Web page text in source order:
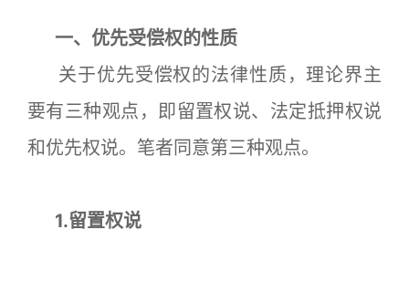
一、优先受偿权的性质
关于优先受偿权的法律性质，理论界主
要有三种观点，即留置权说、法定抵押权说
和优先权说。笔者同意第三种观点。
1.留置权说